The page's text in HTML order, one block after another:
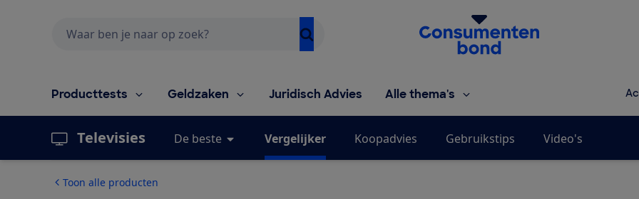
Homepage van de Consumentenbond
Producttests Geldzaken Juridisch Advies Alle thema's
Televisies De beste Vergelijker Koopadvies Gebruikstips Video's
Toon alle producten